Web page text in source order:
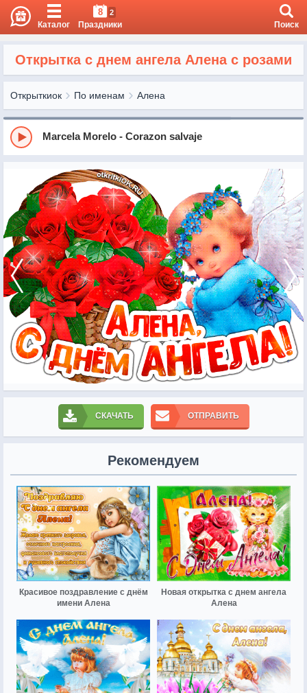
Каталог
8 2
Праздники Поиск
Открытка с днем ангела Алена с розами
Открыткиок По именам Алена
Marcela Morelo - Corazon salvaje
СКАЧАТЬ ОТПРАВИТЬ
Рекомендуем
Красивое поздравление с днём
имени Алена
Новая открытка с днем ангела
Алена